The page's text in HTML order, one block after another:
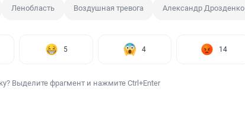
Ленобласть Воздушная тревога Александр Дрозденко
5 4 14
Выделите фрагмент и нажмите Ctrl+Enter